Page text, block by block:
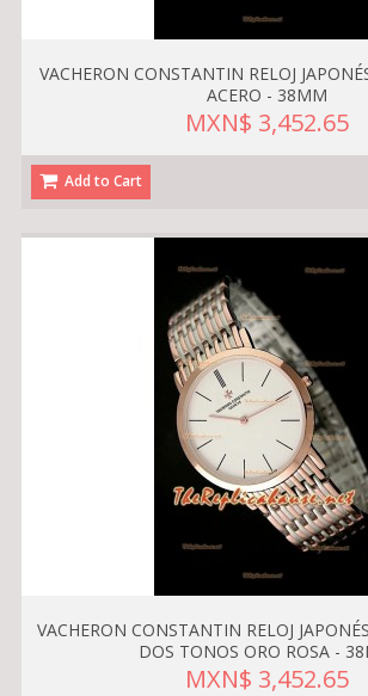
VACHERON CONSTANTIN RELOJ
ACERO - 38MM
MXN$ 3,452.65
Add to Cart
VACHERON CONSTANTIN RELOJ
DOS TONOS ORO ROSA -
MXN$ 3,452.65